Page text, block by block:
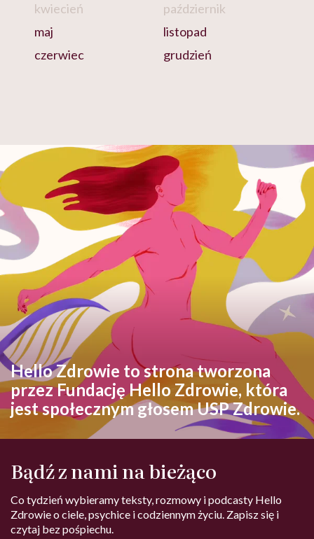
kwiecień
maj
czerwiec
październik
listopad
grudzień
Hello Zdrowie to strona tworzona
przez Fundację Hello Zdrowie, która
jest społecznym głosem USP Zdrowie.
Bądź z nami na bieżąco
Co tydzień wybieramy teksty, rozmowy i podcasty Hello
Zdrowie o ciele, psychice i codziennym życiu. Zapisz się i
czytaj bez pośpiechu.